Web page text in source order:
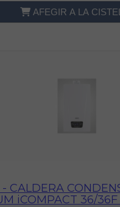
AFEGIR A LA
CALDERA
iCOMPACT 36/36F